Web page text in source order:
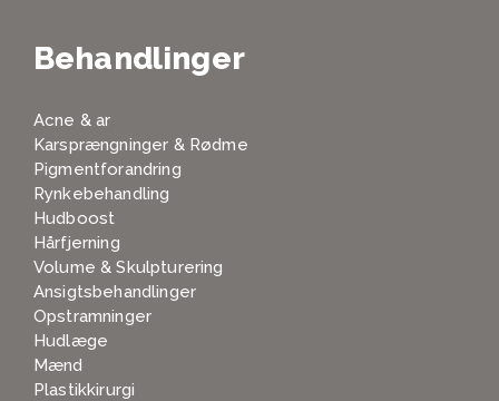
Behandlinger
Acne & ar
Karsprængninger & Rødme
Pigmentforandring
Rynkebehandling
Hudboost
Hårfjerning
Volume & Skulpturering
Ansigtsbehandlinger
Opstramninger
Hudlæge
Mænd
Plastikkirurgi